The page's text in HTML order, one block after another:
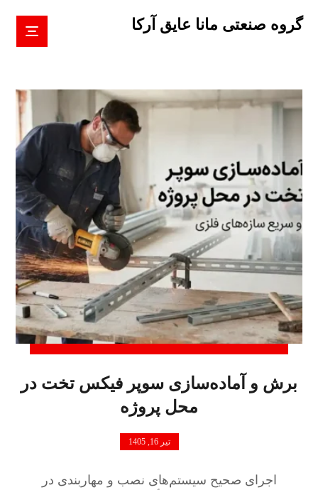
گروه صنعتی مانا عایق آرکا
برش و آماده‌سازی سوپر فیکس تخت در
محل پروژه
تیر 16, 1405
اجرای صحیح سیستم‌های نصب و مهاربندی در